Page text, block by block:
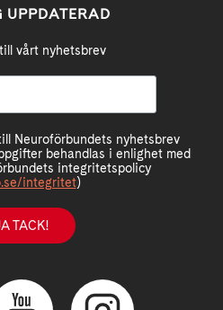
UPPDATERAD
vårt nyhetsbrev
Neuroförbundets nyhetsbrev
behandlas i enlighet med
integritetspolicy
integritet)
TACK!